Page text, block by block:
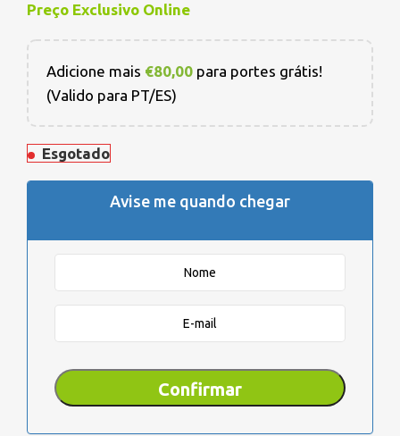
Preço Exclusivo Online
Adicione mais €80,00 para portes grátis!
(Valido para PT/ES)
Esgotado
Avise me quando chegar